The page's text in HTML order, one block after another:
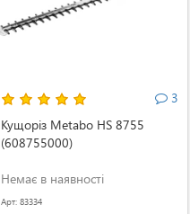
3
Кущоріз Metabo HS 8755
(608755000)
Немає в наявності
Арт: 83334